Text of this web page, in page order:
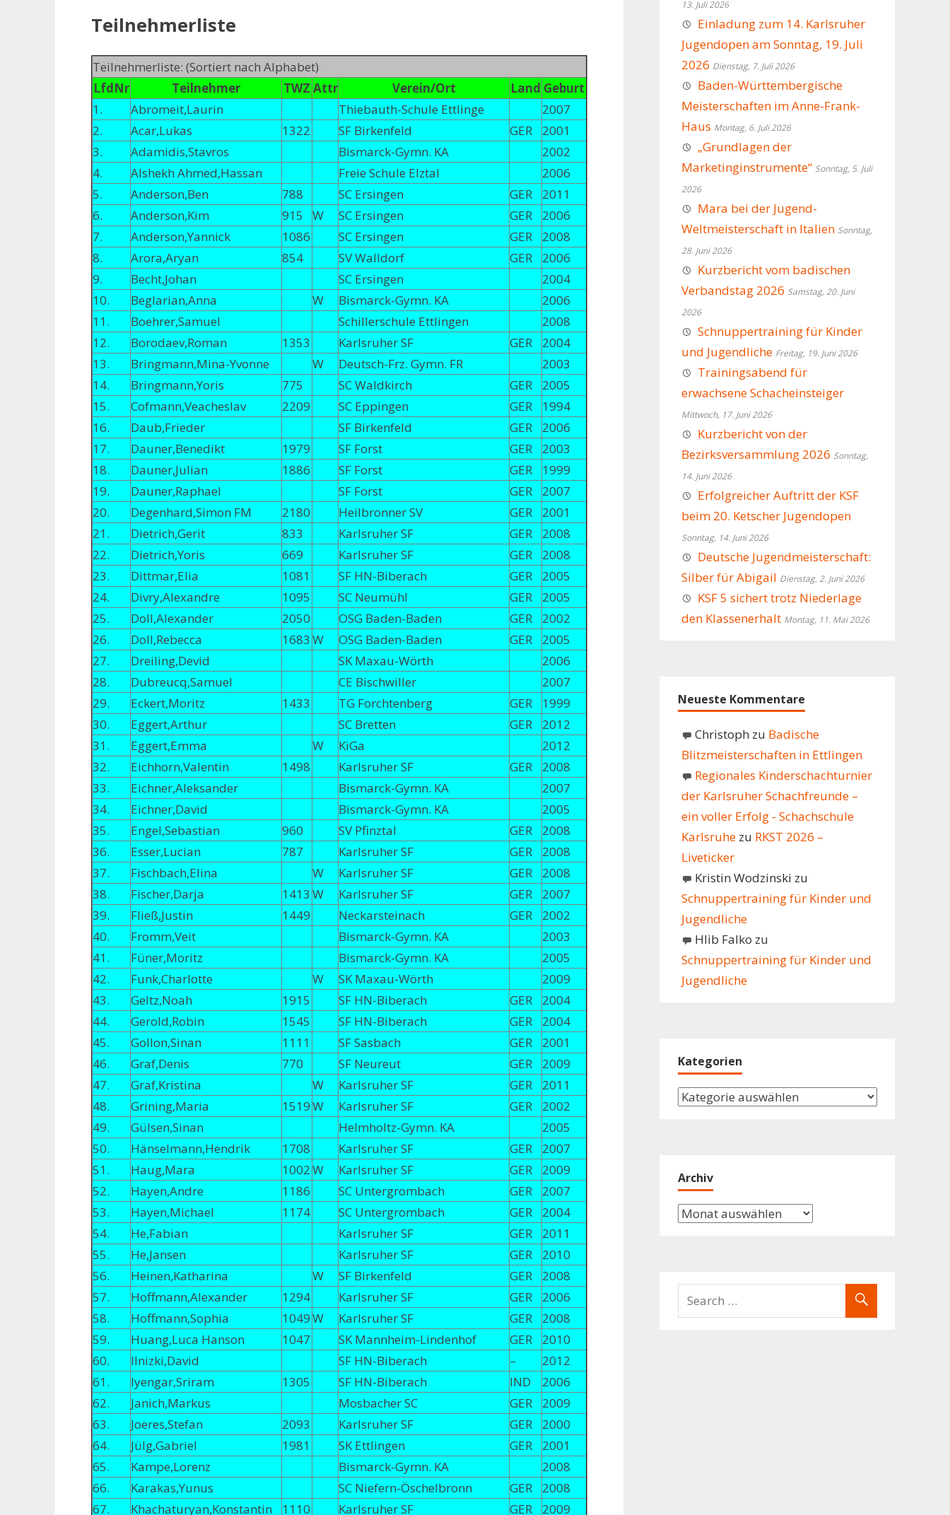
Teilnehmerliste
Teilnehmerliste: (Sortiert nach Alphabet)
LfdNr
Teilnehmer TWZ Attr Verein/Ort Land Geburt
1.
Abromeit,Laurin Thiebauth-Schule Ettlinge
2007
2.
Acar,Lukas 1322 SF Birkenfeld GER
2001
3.
Adamidis,Stavros Bismarck-Gymn. KA
2002
4.
Alshekh Ahmed,Hassan Freie Schule Elztal
2006
5.
Anderson,Ben 788 SC Ersingen GER
2011
6.
Anderson,Kim 915 W SC Ersingen GER
2006
7.
Anderson,Yannick 1086 SC Ersingen GER
2008
8.
Arora,Aryan 854 SV Walldorf GER
2006
9.
Becht,Johan SC Ersingen
2004
10.
Beglarian,Anna W Bismarck-Gymn. KA
2006
11.
Boehrer,Samuel Schillerschule Ettlingen
2008
12.
Borodaev,Roman 1353 Karlsruher SF GER
2004
13.
Bringmann,Mina-Yvonne W Deutsch-Frz. Gymn. FR
2003
14.
Bringmann,Yoris 775 SC Waldkirch GER
2005
15.
Cofmann,Veacheslav 2209 SC Eppingen GER
1994
16.
Daub,Frieder SF Birkenfeld GER
2006
17.
Dauner,Benedikt 1979 SF Forst GER
2003
18.
Dauner,Julian 1886 SF Forst GER
1999
19.
Dauner,Raphael SF Forst GER
2007
20.
Degenhard,Simon FM 2180 Heilbronner SV GER
2001
21.
Dietrich,Gerit 833 Karlsruher SF GER
2008
22.
Dietrich,Yoris 669 Karlsruher SF GER
2008
23.
Dittmar,Elia 1081 SF HN-Biberach GER
2005
24.
Divry,Alexandre 1095 SC Neumühl GER
2005
25.
Doll,Alexander 2050 OSG Baden-Baden GER
2002
26.
Doll,Rebecca 1683 W OSG Baden-Baden GER
2005
27.
Dreiling,Devid SK Maxau-Wörth
2006
28.
Dubreucq,Samuel CE Bischwiller
2007
29.
Eckert,Moritz 1433 TG Forchtenberg GER
1999
30.
Eggert,Arthur SC Bretten GER
2012
31.
Eggert,Emma W KiGa
2012
32.
Eichhorn,Valentin 1498 Karlsruher SF GER
2008
33.
Eichner,Aleksander Bismarck-Gymn. KA
2007
34.
Eichner,David Bismarck-Gymn. KA
2005
35.
Engel,Sebastian 960 SV Pfinztal GER
2008
36.
Esser,Lucian 787 Karlsruher SF GER
2008
37.
Fischbach,Elina W Karlsruher SF GER
2008
38.
Fischer,Darja 1413 W Karlsruher SF GER
2007
39.
Fließ,Justin 1449 Neckarsteinach GER
2002
40.
Fromm,Veit Bismarck-Gymn. KA
2003
41.
Füner,Moritz Bismarck-Gymn. KA
2005
42.
Funk,Charlotte W SK Maxau-Wörth
2009
43.
Geltz,Noah 1915 SF HN-Biberach GER
2004
44.
Gerold,Robin 1545 SF HN-Biberach GER
2004
45.
Gollon,Sinan 1111 SF Sasbach GER
2001
46.
Graf,Denis 770 SF Neureut GER
2009
47.
Graf,Kristina W Karlsruher SF GER
2011
48.
Grining,Maria 1519W Karlsruher SF GER
2002
49.
Gülsen,Sinan Helmholtz-Gymn. KA
2005
50.
Hänselmann,Hendrik 1708 Karlsruher SF GER
2007
51.
Haug,Mara 1002W Karlsruher SF GER
2009
52.
Hayen,Andre 1186 SC Untergrombach GER
2007
53.
Hayen,Michael 1174 SC Untergrombach GER
2004
54.
He,Fabian Karlsruher SF GER
2011
55.
He,Jansen Karlsruher SF GER
2010
56.
Heinen,Katharina W SF Birkenfeld GER
2008
57.
Hoffmann,Alexander 1294 Karlsruher SF GER
2006
58.
Hoffmann,Sophia 1049W Karlsruher SF GER
2008
59.
Huang,Luca Hanson 1047 SK Mannheim-Lindenhof GER
2010
60.
Ilnizki,David SF HN-Biberach –
2012
61.
Iyengar,Sriram 1305 SF HN-Biberach IND
2006
62.
Janich,Markus Mosbacher SC GER
2009
63.
Joeres,Stefan 2093 Karlsruher SF GER
2000
64.
Jülg,Gabriel 1981 SK Ettlingen GER
2001
65.
Kampe,Lorenz Bismarck-Gymn. KA
2008
66.
Karakas,Yunus SC Niefern-Öschelbronn GER
2008
67.
Khachaturyan,Konstantin 1110 Karlsruher SF GER 2009
13. Juli 2026
Einladung zum 14. Karlsruher
Jugendopen am Sonntag, 19. Juli
2026 Dienstag, 7. Juli 2026
Baden-Württembergische
Meisterschaften im Anne-Frank-
Haus Montag, 6. Juli 2026
„Grundlagen der
Marketinginstrumente“ Sonntag, 5. Juli
2026
Mara bei der Jugend-
Weltmeisterschaft in Italien Sonntag,
28. Juni 2026
Kurzbericht vom badischen
Verbandstag 2026 Samstag, 20. Juni
2026
Schnuppertraining für Kinder
und Jugendliche Freitag, 19. Juni 2026
Trainingsabend für
erwachsene Schacheinsteiger
Mittwoch, 17. Juni 2026
Kurzbericht von der
Bezirksversammlung 2026 Sonntag,
14. Juni 2026
Erfolgreicher Auftritt der KSF
beim 20. Ketscher Jugendopen
Sonntag, 14. Juni 2026
Deutsche Jugendmeisterschaft:
Silber für Abigail Dienstag, 2. Juni 2026
KSF 5 sichert trotz Niederlage
den Klassenerhalt Montag, 11. Mai 2026
Neueste Kommentare
Christoph zu Badische
Blitzmeisterschaften in Ettlingen
Regionales Kinderschachturnier
der Karlsruher Schachfreunde –
ein voller Erfolg - Schachschule
Karlsruhezu RKST 2026 –
Liveticker
Kristin Wodzinski zu
Schnuppertraining für Kinder und
Jugendliche
Hlib Falko zu
Schnuppertraining für Kinder und
Jugendliche
Kategorien
Kategorien
Archiv
Archiv